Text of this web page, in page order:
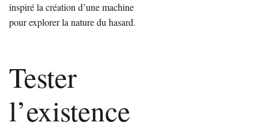
inspiré la création d’une machine
pour explorer la nature du hasard.
Tester
l’existence